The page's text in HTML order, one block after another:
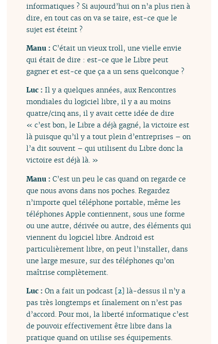
informatiques ? Si aujourd’hui on n’a plus rien à
dire, en tout cas on va se taire, est-ce que le
sujet est éteint ?
Manu :C’était un vieux troll, une vielle envie
qui était de dire : est-ce que le Libre peut
gagner et est-ce que ça a un sens quelconque ?
Luc :Il y a quelques années, aux Rencontres
mondiales du logiciel libre, il y a au moins
quatre/cinq ans, il y avait cette idée de dire
« c’est bon, le Libre a déjà gagné, la victoire est
là puisque qu’il y a tout plein d’entreprises – on
l’a dit souvent – qui utilisent du Libre donc la
victoire est déjà là. »
Manu :C’est un peu le cas quand on regarde ce
que nous avons dans nos poches. Regardez
n’importe quel téléphone portable, même les
téléphones Apple contiennent, sous une forme
ou une autre, dérivée ou autre, des éléments qui
viennent du logiciel libre. Android est
particulièrement libre, on peut l’installer, dans
une large mesure, sur des téléphones qu’on
maîtrise complètement.
Luc :On a fait un podcast [2] là-dessus il n’y a
pas très longtemps et finalement on n’est pas
d’accord. Pour moi, la liberté informatique c’est
de pouvoir effectivement être libre dans la
pratique quand on utilise ses équipements.